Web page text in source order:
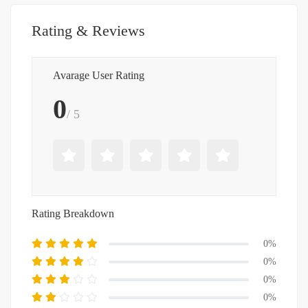
Rating & Reviews
Avarage User Rating
0/ 5
Rating Breakdown
0%
0%
0%
0%